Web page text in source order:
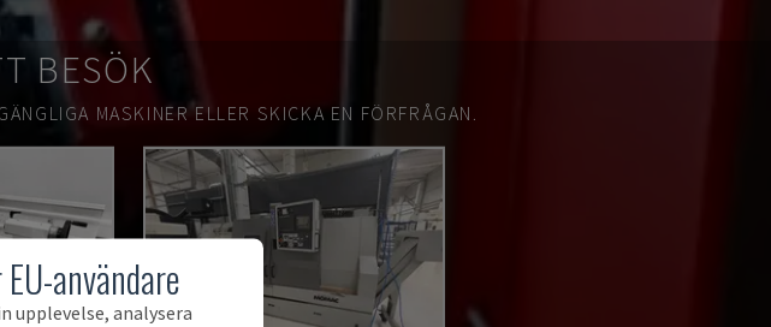
BESÖK
MASKINER ELLER SKICKA EN FÖRFRÅGAN.
användare
upplevelse, analysera